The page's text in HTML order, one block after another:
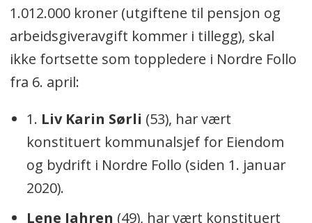
1.012.000 kroner (utgiftene til pensjon og
arbeidsgiveravgift kommer i tillegg), skal
ikke fortsette som toppledere i Nordre Follo
fra 6. april:
1. Liv Karin Sørli (53), har vært
konstituert kommunalsjef for Eiendom
og bydrift i Nordre Follo (siden 1. januar
2020).
Lene Jahren (49), har vært konstituert